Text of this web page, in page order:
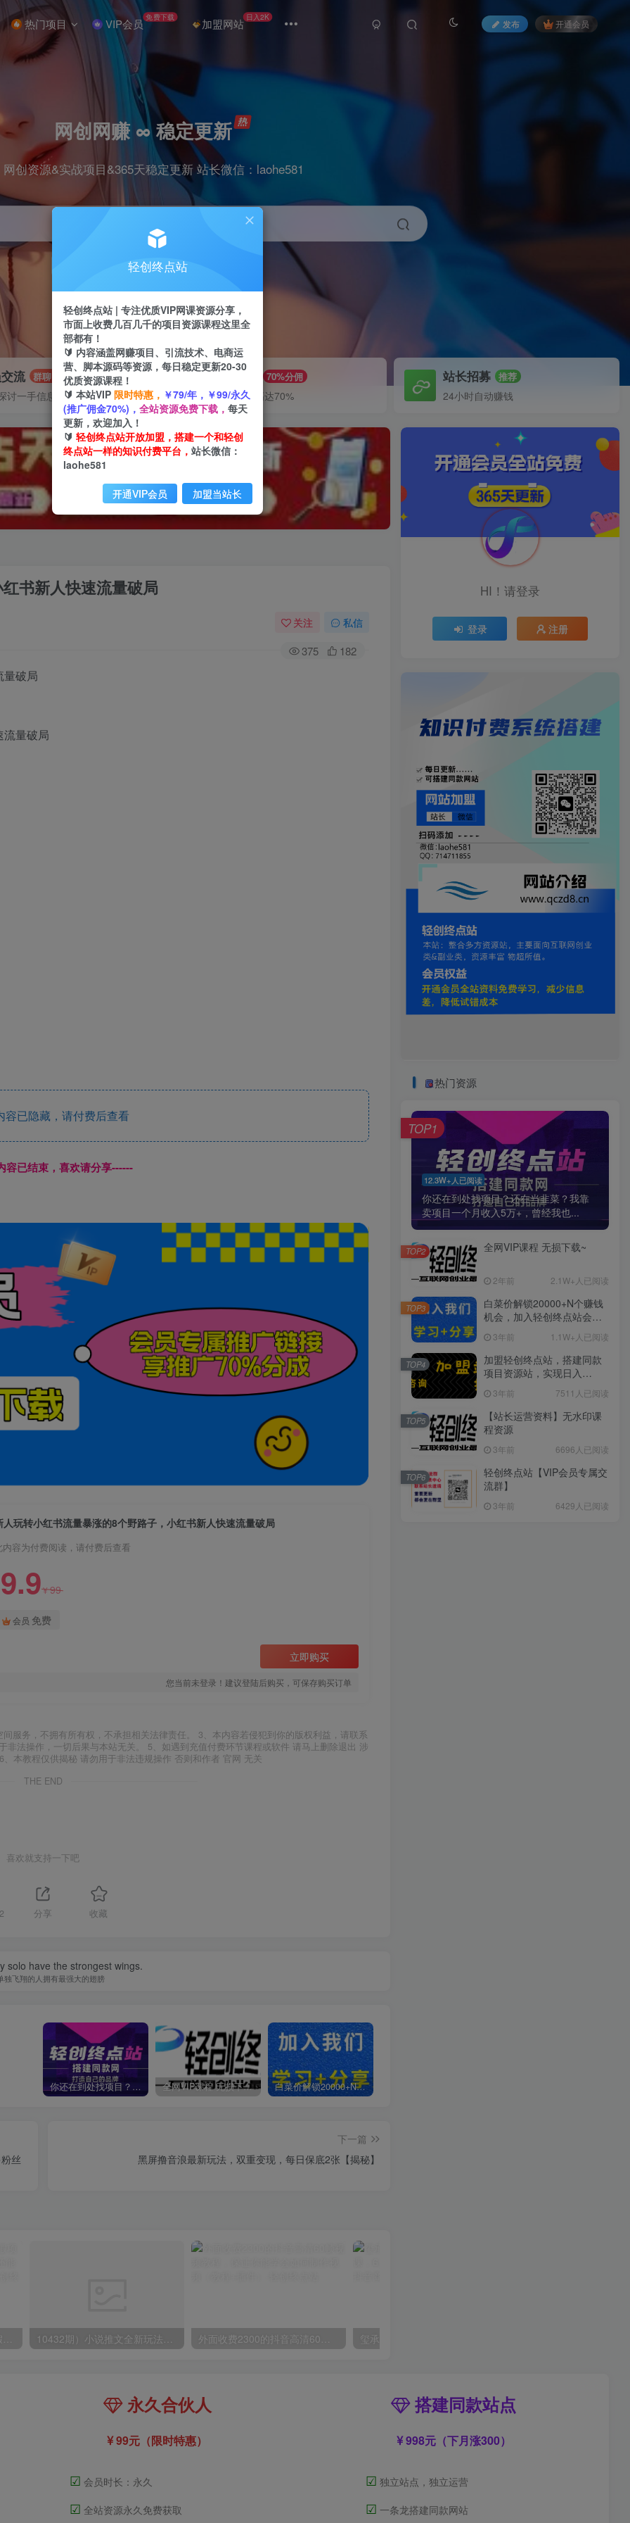
热门项目 VIP会员 免费下载 加盟网站 日入2K
发布 开通会员
网创网赚 ∞ 稳定更新
网创资源&实战项目&365天稳定更新 站长微信：laohe581
剪辑 引流 带货
流 群聊
讨一手信息差
推广赚钱 70%分佣
推广返佣高达70%
站长招募 推荐
24小时自动赚钱
书新人快速流量破局
关注 私信
375 182
量破局
已隐藏，请付费后查看
容已结束，喜欢请分享------
人玩转小红书流量暴涨的8个野路子，小红书新人快速流量破局
内容为付费阅读，请付费后查看
9.9¥99
会员 免费
立即购买
您当前未登录！建议登陆后购买，可保存购买订单
服务，不拥有所有权，不承担相关法律责任。 3、本内容若侵犯到你的版权利益，请联系
法操作，一切后果与本站无关。 5、如遇到充值付费环节课程或软件 请马上删除退出 涉
本教程仅供揭秘 请勿用于非法违规操作 否则和作者 官网 无关
THE END
喜欢就支持一下吧
分享 收藏
solo have the strongest wings.
独飞翔的人拥有最强大的翅膀
你还在到处找项目？还在当韭菜？我靠卖项目一个月收入5万+，曾经我也是个失败者。 全网VIP课程 无损下载~ 白菜价解锁20000+N个赚钱机会，加入轻创终点站会员，全站资源免费学习。
丝
下一篇
黑屏撸音浪最新玩法，双重变现，每日保底2张【揭秘】
小红书冷门赛道，教师寒暑假项目，多种连环套的变现方式，还能矩阵操作放大收益【揭秘】 10432期）小说推文全新玩法，5分钟一条原创视频，结合中视频bilibili赚多份收益 外面收费2300的抖音高清60帧视频教程，保证你能学会如何制作视频（教程+插件）
HI！请登录
登录 注册
热门资源
12.3W+人已阅读
你还在到处找项目？还在当韭菜？我靠
卖项目一个月收入5万+，曾经我也...
TOP1
全网VIP课程 无损下载~
2年前 2.1W+人已阅读
TOP2
白菜价解锁20000+N个赚钱
机会，加入轻创终点站会
3年前 1.1W+人已阅读
TOP3
加盟轻创终点站，搭建同款
项目资源站，实现日入
3年前 7511人已阅读
TOP4
【站长运营资料】无水印课
程资源
3年前 6696人已阅读
TOP5
轻创终点站【VIP会员专属交
流群】
3年前 6429人已阅读
TOP6
永久合伙人
99元（限时特惠）
☑ 会员时长：永久
☑ 全站资源永久免费获取
搭建同款站点
998元（下月涨300）
☑ 独立站点，独立运营
☑ 一条龙搭建同款网站
轻创终点站
轻创终点站 | 专注优质VIP网课资源分享，
市面上收费几百几千的项目资源课程这里全
部都有！
🔰 内容涵盖网赚项目、引流技术、电商运
营、脚本源码等资源，每日稳定更新20-30
优质资源课程！
🔰 本站VIP 限时特惠， ￥79/年，￥99/永久
(推广佣金70%)， 全站资源免费下载， 每天
更新，欢迎加入！
🔰 轻创终点站开放加盟，搭建一个和轻创
终点站一样的知识付费平台， 站长微信：
laohe581
开通VIP会员 加盟当站长